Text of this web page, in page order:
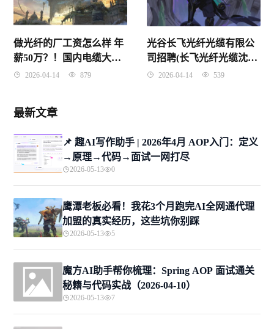
做光纤的厂工资怎么样 年
薪50万？！国内电缆大厂
工资薪酬大曝光
2026-04-14 879
光谷长飞光纤光缆有限公
司招聘(长飞光纤光缆沈阳
有限公司)
2026-04-14 539
最新文章
📌 趣AI写作助手 | 2026年4月 AOP入门：定义
→原理→代码→面试一网打尽
2026-05-13 0
鹰潭老板必看！我花3个月跑完AI全网通代理
加盟的真实经历，这些坑你别踩
2026-05-13 5
魔方AI助手帮你梳理：Spring AOP 面试通关
秘籍与代码实战（2026-04-10）
2026-05-13 7